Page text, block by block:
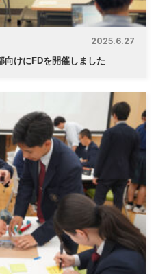
2025.6.27
けにFDを開催しました